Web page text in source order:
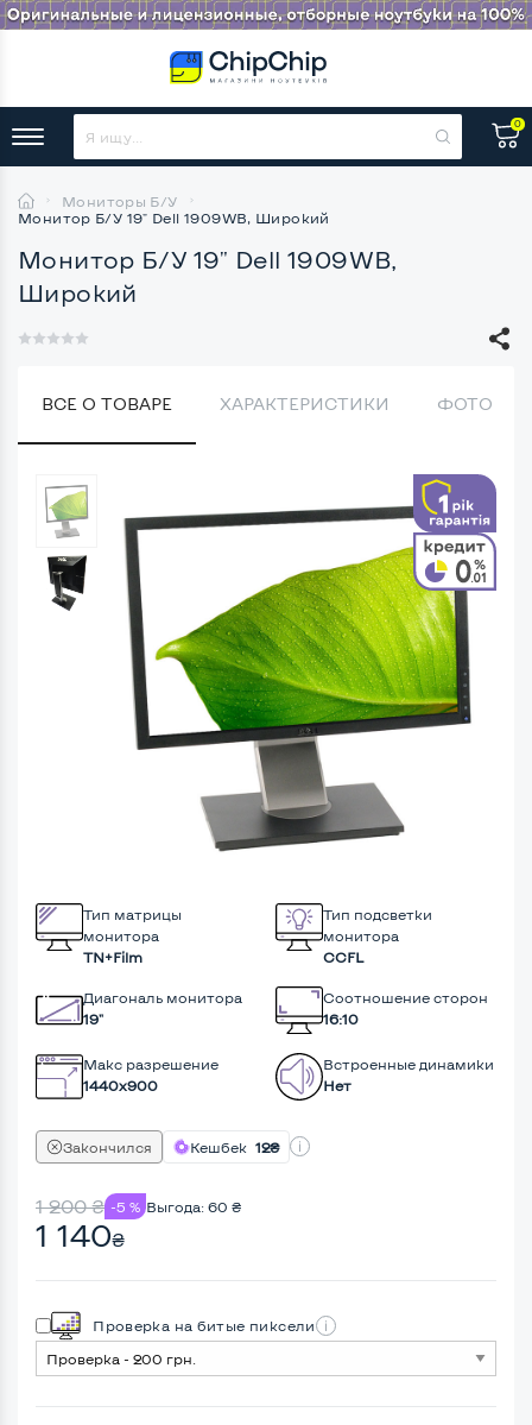
0
Мониторы Б/У
Монитор Б/У 19" Dell 1909WB, Широкий
Монитор Б/У 19" Dell 1909WB,
Широкий
ВСЕ О ТОВАРЕ ХАРАКТЕРИСТИКИ ФОТО
Тип матрицы
монитора
TN+Film
Тип подсветки
монитора
CCFL
Диагональ монитора
19"
Соотношение сторон
16:10
Макс разрешение
1440x900
Встроенные динамики
Нет
Закончился Кешбек 12₴
1 200₴ -5 % Выгода: 60 ₴
1 140₴
Проверка на битые пиксели